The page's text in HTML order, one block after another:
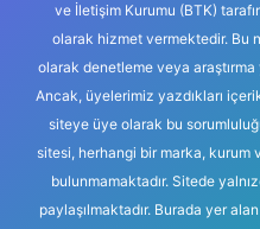
ve İletişim Kurumu (BTK)
olarak hizmet vermektedir. Bu
olarak denetleme veya
Ancak, üyelerimiz yazdıkları
siteye üye olarak bu
sitesi, herhangi bir marka, kurum
bulunmamaktadır. Sitede
paylaşılmaktadır. Burada yer